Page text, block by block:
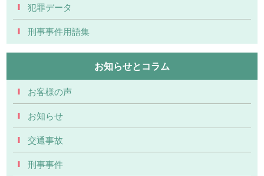
犯罪データ
刑事事件用語集
お知らせとコラム
お客様の声
お知らせ
交通事故
刑事事件